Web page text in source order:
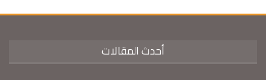
أحدث المقالات